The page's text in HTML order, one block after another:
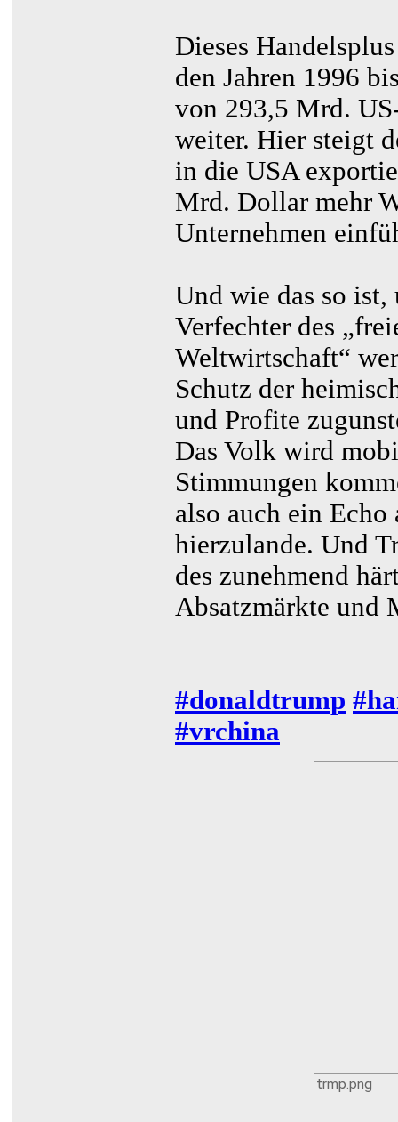
Dieses
den Jahren 1996
von 293,5 Mrd.
weiter. Hier steigt
in die USA
Mrd. Dollar mehr
Unternehmen
Und wie das so
Verfechter des
Weltwirtschaft“
Schutz der
und Profite
Das Volk wird
Stimmungen
also auch ein
hierzulande. Und
des zunehmend
Absatzmärkte und
#donaldtrump
#vrchina
trmp.png